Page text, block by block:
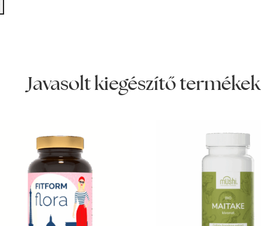
Javasolt kiegészítő termékek